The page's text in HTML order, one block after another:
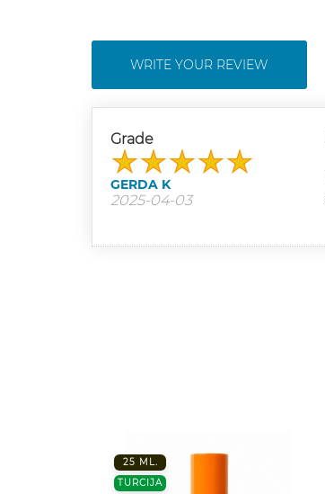
WRITE YOUR REVIEW
Grade
GERDA K
2025-04-03
25 ML.
TURCIJA